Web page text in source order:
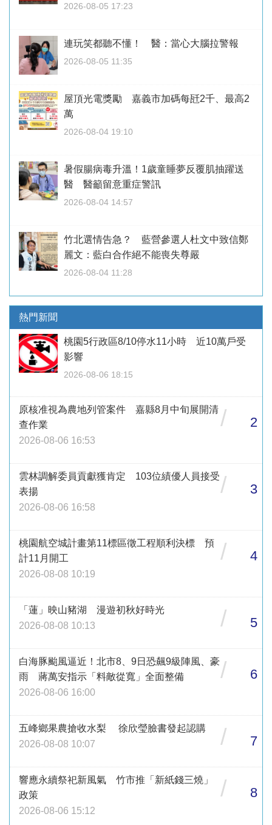
2026-08-05 17:23
連玩笑都聽不懂！ 醫：當心大腦拉警報
2026-08-05 11:35
屋頂光電獎勵 嘉義市加碼每瓩2千、最高2
萬
2026-08-04 19:10
暑假腸病毒升溫！1歲童睡夢反覆肌抽躍送
醫 醫籲留意重症警訊
2026-08-04 14:57
竹北選情告急？ 藍營參選人杜文中致信鄭
麗文：藍白合作絕不能喪失尊嚴
2026-08-04 11:28
熱門新聞
桃園5行政區8/10停水11小時 近10萬戶受
影響
2026-08-06 18:15
原核准視為農地列管案件 嘉縣8月中旬展開清
查作業
2026-08-06 16:53
/ 2
雲林調解委員貢獻獲肯定 103位績優人員接受
表揚
2026-08-06 16:58
/ 3
桃園航空城計畫第11標區徵工程順利決標 預
計11月開工
2026-08-08 10:19
/ 4
「蓮」映山豬湖 漫遊初秋好時光
2026-08-08 10:13
/ 5
白海豚颱風逼近！北市8、9日恐飆9級陣風、豪
雨 蔣萬安指示「料敵從寬」全面整備
2026-08-06 16:00
/ 6
五峰鄉果農搶收水梨 徐欣瑩臉書發起認購
2026-08-08 10:07
/ 7
響應永續祭祀新風氣 竹市推「新紙錢三燒」
政策
2026-08-06 15:12
/ 8